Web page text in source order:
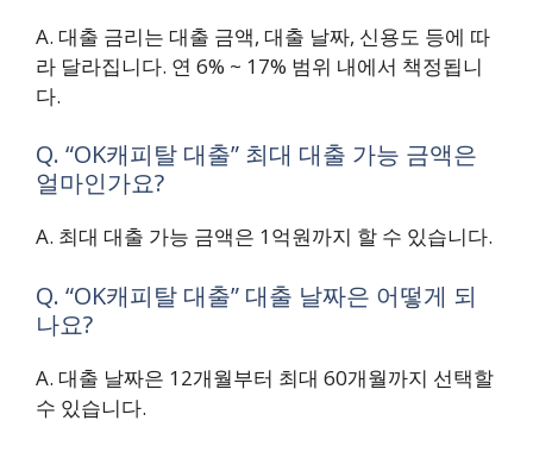
A. 대출 금리는 대출 금액, 대출 날짜, 신용도 등에 따
라 달라집니다. 연 6% ~ 17% 범위 내에서 책정됩니
다.
Q. “OK캐피탈 대출” 최대 대출 가능 금액은
얼마인가요?
A. 최대 대출 가능 금액은 1억원까지 할 수 있습니다.
Q. “OK캐피탈 대출” 대출 날짜은 어떻게 되
나요?
A. 대출 날짜은 12개월부터 최대 60개월까지 선택할
수 있습니다.